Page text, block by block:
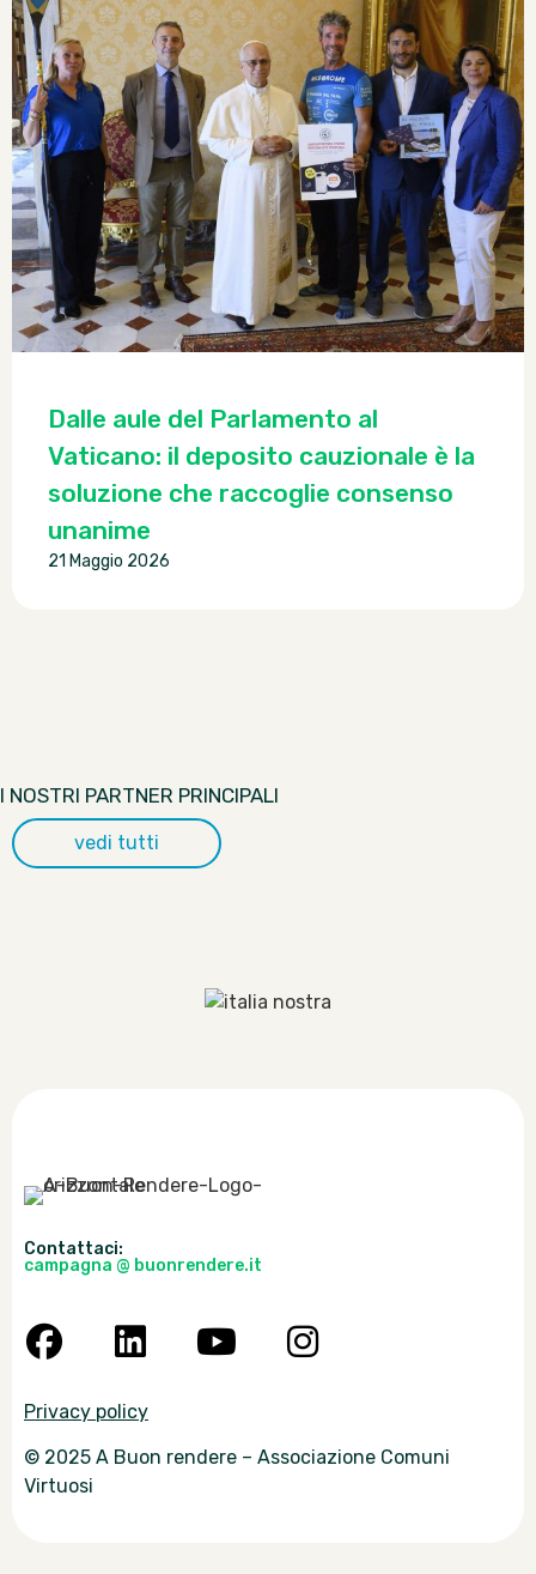
Dalle aule del Parlamento al
Vaticano: il deposito cauzionale è la
soluzione che raccoglie consenso
unanime
21 Maggio 2026
I NOSTRI PARTNER PRINCIPALI
vedi tutti
Contattaci:
campagna @ buonrendere.it
Privacy policy
© 2025 A Buon rendere – Associazione Comuni
Virtuosi